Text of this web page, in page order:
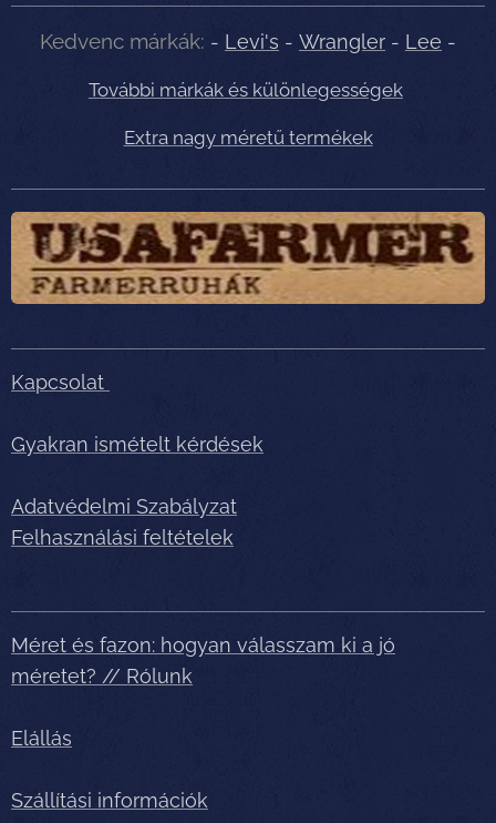
Kedvenc márkák: - Levi's - Wrangler - Lee -
További márkák és különlegességek
Extra nagy méretű termékek
Kapcsolat
Gyakran ismételt kérdések
Adatvédelmi Szabályzat
Felhasználási feltételek
Méret és fazon: hogyan válasszam ki a jó
méretet? // Rólunk
Elállás
Szállítási információk